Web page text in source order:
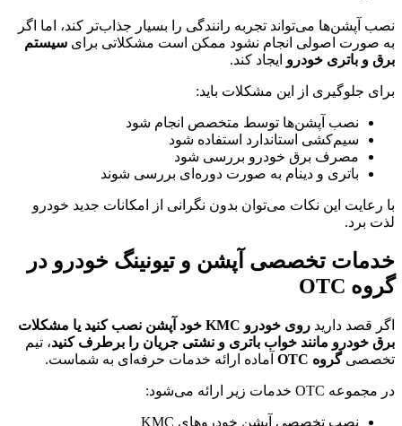
نصب آپشن‌ها می‌تواند تجربه رانندگی را بسیار جذاب‌تر کند، اما اگر
به صورت اصولی انجام نشود ممکن است مشکلاتی برای سیستم
برق و باتری خودرو ایجاد کند.
برای جلوگیری از این مشکلات باید:
نصب آپشن‌ها توسط متخصص انجام شود
سیم‌کشی استاندارد استفاده شود
مصرف برق خودرو بررسی شود
باتری و دینام به صورت دوره‌ای بررسی شوند
با رعایت این نکات می‌توان بدون نگرانی از امکانات جدید خودرو
لذت برد.
خدمات تخصصی آپشن و تیونینگ خودرو در
گروه OTC
اگر قصد دارید
روی خودرو KMC خود آپشن نصب کنید یا مشکلات
برق خودرو مانند خواب باتری و نشتی جریان را برطرف کنید، تیم
تخصصیگروه OTC آماده ارائه خدمات حرفه‌ای به شماست.
در مجموعه OTC خدمات زیر ارائه می‌شود:
نصب تخصصی آپشن خودروهای KMC